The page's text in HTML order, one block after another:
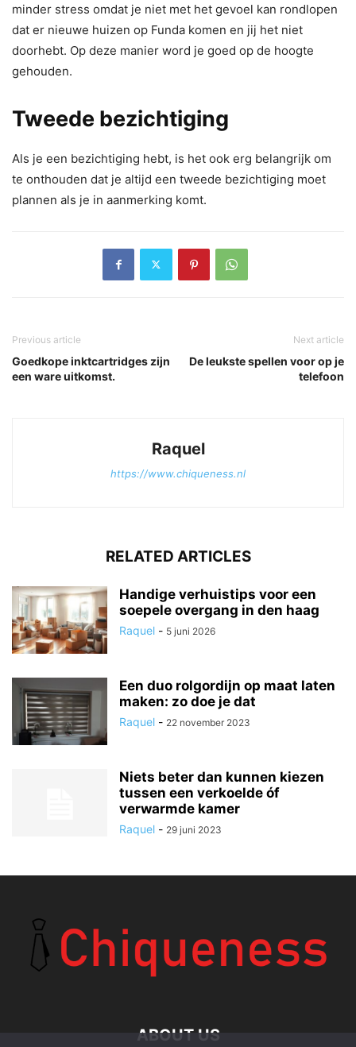
minder stress omdat je niet met het gevoel kan rondlopen
dat er nieuwe huizen op Funda komen en jij het niet
doorhebt. Op deze manier word je goed op de hoogte
gehouden.
Tweede bezichtiging
Als je een bezichtiging hebt, is het ook erg belangrijk om
te onthouden dat je altijd een tweede bezichtiging moet
plannen als je in aanmerking komt.
Previous article
Goedkope inktcartridges zijn
een ware uitkomst.
Next article
De leukste spellen voor op je
telefoon
Raquel
https://www.chiqueness.nl
RELATED ARTICLES
Handige verhuistips voor een
soepele overgang in den haag
Raquel - 5 juni 2026
Een duo rolgordijn op maat laten
maken: zo doe je dat
Raquel - 22 november 2023
Niets beter dan kunnen kiezen
tussen een verkoelde óf
verwarmde kamer
Raquel - 29 juni 2023
ABOUT US